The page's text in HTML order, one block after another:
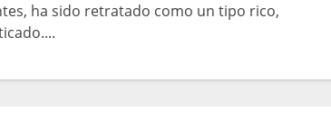
ha sido retratado como un tipo rico,